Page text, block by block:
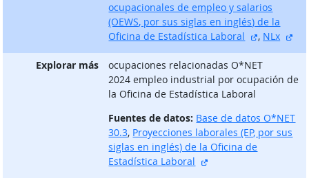
ocupacionales de empleo y salarios
(OEWS, por sus siglas en inglés) de la
Oficina de Estadística Laboral
sitio
, NLx
Explorar más
ocupaciones relacionadas O*NET
2024 empleo industrial por ocupación de
la Oficina de Estadística Laboral
Fuentes de datos: Base de datos O*NET
30.3, Proyecciones laborales (EP, por sus
siglas en inglés) de la Oficina de
Estadística Laboral